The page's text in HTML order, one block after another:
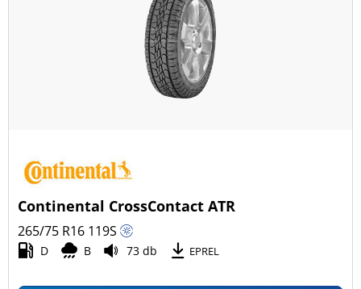
Continental CrossContact ATR
265/75 R16 119S
D B 73 db EPREL